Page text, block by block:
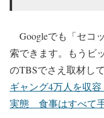
Googleでも「セコ
索できます。もうビ
のTBSでさえ取材し
ギャング4万人を収
実態 食事はすべて